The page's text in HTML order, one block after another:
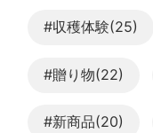
#収穫体験(25)
#贈り物(22)
#新商品(20)